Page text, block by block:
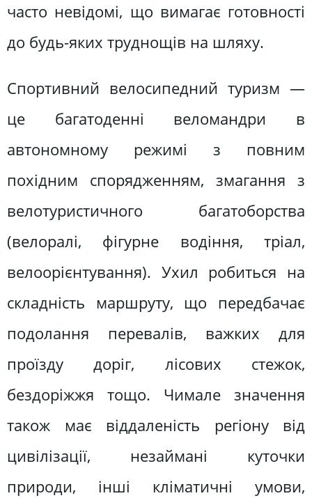
часто невідомі, що вимагає готовності
до будь-яких труднощів на шляху.
Спортивний велосипедний туризм —
це багатоденні веломандри в
автономному режимі з повним
похідним спорядженням, змагання з
велотуристичного багатоборства
(велоралі, фігурне водіння, тріал,
велоорієнтування). Ухил робиться на
складність маршруту, що передбачає
подолання перевалів, важких для
проїзду доріг, лісових стежок,
бездоріжжя тощо. Чимале значення
також має віддаленість регіону від
цивілізації, незаймані куточки
природи, інші кліматичні умови,